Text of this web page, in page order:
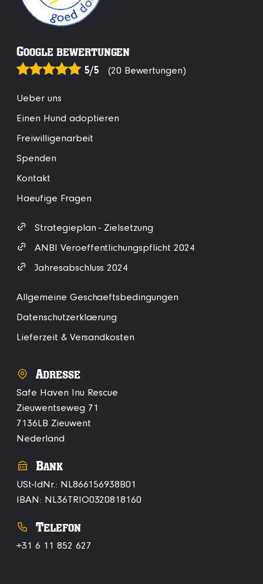
GOOGLE BEWERTUNGEN
5/5 (20 Bewertungen)
Ueber uns
Einen Hund adoptieren
Freiwilligenarbeit
Spenden
Kontakt
Haeufige Fragen
Strategieplan - Zielsetzung
ANBI Veroeffentlichungspflicht 2024
Jahresabschluss 2024
Allgemeine Geschaeftsbedingungen
Datenschutzerklaerung
Lieferzeit & Versandkosten
ADRESSE
Safe Haven Inu Rescue
Zieuwentseweg 71
7136LB Zieuwent
Nederland
BANK
USt-IdNr.: NL866156938B01
IBAN: NL36TRIO0320818160
TELEFON
+31 6 11 852 627